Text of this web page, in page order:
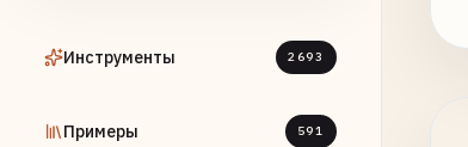
Инструменты 2693
Примеры 591